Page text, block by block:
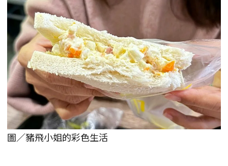
圖／豬飛小姐的彩色生活